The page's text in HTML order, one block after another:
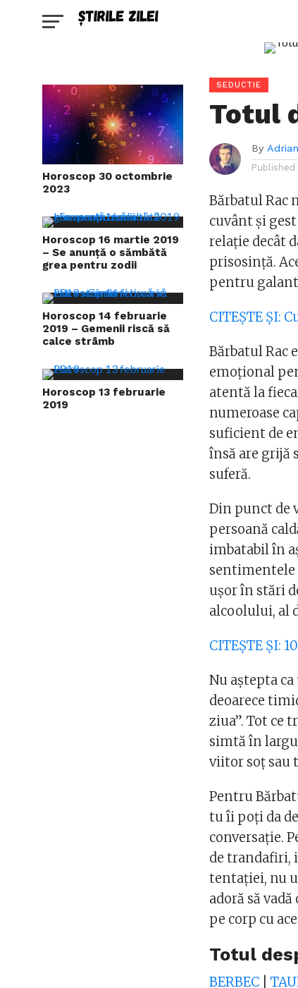
Horoscop 30 octombrie
2023
Horoscop 16 martie 2019
– Se anunță o sămbătă
grea pentru zodii
Horoscop 14 februarie
2019 – Gemenii riscă să
calce strâmb
Horoscop 13 februarie
2019
SEDUCTIE
Totul
By
Published
Bărbatul Rac
cuvânt și
relație decât
prisosință.
pentru
CITEȘTE ȘI:
Bărbatul Rac
emoțional
atentă la
numeroase
suficient de
însă are grijă
suferă.
Din punct de
persoană
imbatabil în
sentimentele
ușor în stări
alcoolului, al
CITEȘTE ȘI:
Nu aștepta
deoarece
ziua”. Tot ce
simtă în
viitor soț sau
Pentru
tu îi poți da
conversație.
de trandafiri,
tentației, nu
adoră să
pe corp cu
Totul
BERBEC |